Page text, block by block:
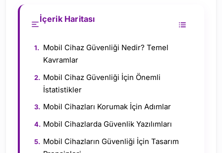
İçerik Haritası
Mobil Cihaz Güvenliği Nedir? Temel
Kavramlar
Mobil Cihaz Güvenliği İçin Önemli
İstatistikler
Mobil Cihazları Korumak İçin Adımlar
Mobil Cihazlarda Güvenlik Yazılımları
Mobil Cihazların Güvenliği İçin Tasarım